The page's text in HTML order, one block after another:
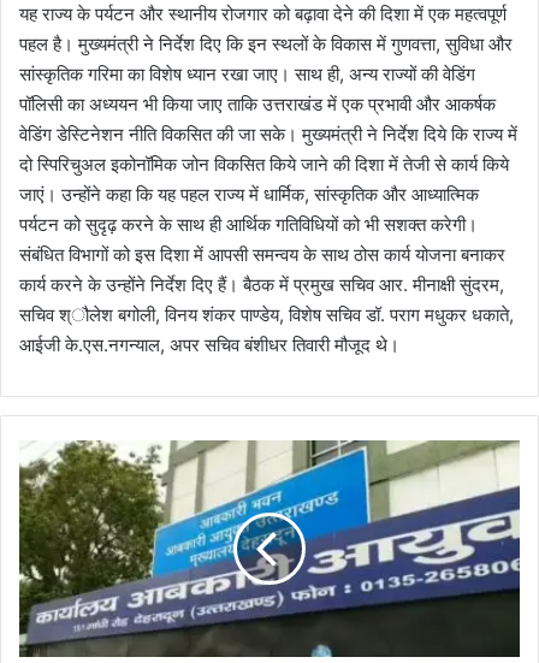
यह राज्य के पर्यटन और स्थानीय रोजगार को बढ़ावा देने की दिशा में एक महत्वपूर्ण
पहल है। मुख्यमंत्री ने निर्देश दिए कि इन स्थलों के विकास में गुणवत्ता, सुविधा और
सांस्कृतिक गरिमा का विशेष ध्यान रखा जाए। साथ ही, अन्य राज्यों की वेडिंग
पॉलिसी का अध्ययन भी किया जाए ताकि उत्तराखंड में एक प्रभावी और आकर्षक
वेडिंग डेस्टिनेशन नीति विकसित की जा सके। मुख्यमंत्री ने निर्देश दिये कि राज्य में
दो स्पिरिचुअल इकोनॉमिक जोन विकसित किये जाने की दिशा में तेजी से कार्य किये
जाएं। उन्होंने कहा कि यह पहल राज्य में धार्मिक, सांस्कृतिक और आध्यात्मिक
पर्यटन को सुदृढ़ करने के साथ ही आर्थिक गतिविधियों को भी सशक्त करेगी।
संबंधित विभागों को इस दिशा में आपसी समन्वय के साथ ठोस कार्य योजना बनाकर
कार्य करने के उन्होंने निर्देश दिए हैं। बैठक में प्रमुख सचिव आर. मीनाक्षी सुंदरम,
सचिव श्ौलेश बगोली, विनय शंकर पाण्डेय, विशेष सचिव डॉ. पराग मधुकर धकाते,
आईजी के.एस.नगन्याल, अपर सचिव बंशीधर तिवारी मौजूद थे।
आ
ब
का
री
अ
धि
का
री
को